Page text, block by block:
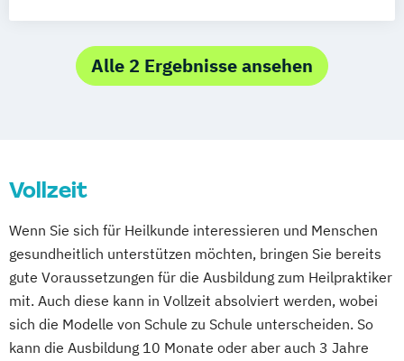
Paracelsus Gesundheitsakademien
Heilpraktikerausbildung für Psychotherapie
Alle 2 Ergebnisse ansehen
Vollzeit
Wenn Sie sich für Heilkunde interessieren und Menschen
gesundheitlich unterstützen möchten, bringen Sie bereits
gute Voraussetzungen für die Ausbildung zum Heilpraktiker
mit. Auch diese kann in Vollzeit absolviert werden, wobei
sich die Modelle von Schule zu Schule unterscheiden. So
kann die Ausbildung 10 Monate oder aber auch 3 Jahre